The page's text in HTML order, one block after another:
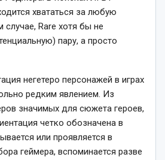
хвататься за любую
Rare хотя бы не
пару, а просто
негетеро персонажей в играх
редким явлением. Из
значимых для сюжета героев,
четко обозначена в
или проявляется в
геймера, вспоминается разве